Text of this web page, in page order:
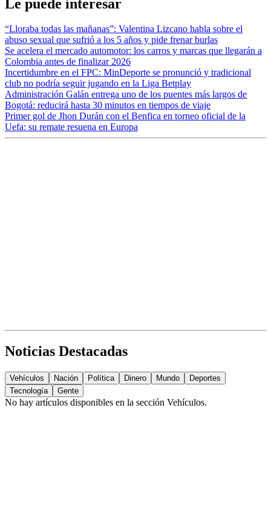
Le puede interesar
“Lloraba todas las mañanas”: Valentina Lizcano habla sobre el
abuso sexual que sufrió a los 5 años y pide frenar burlas
Se acelera el mercado automotor: los carros y marcas que llegarán a
Colombia antes de finalizar 2026
Incertidumbre en el FPC: MinDeporte se pronunció y tradicional
club no podría seguir jugando en la Liga Betplay
Administración Galán entrega uno de los puentes más largos de
Bogotá: reducirá hasta 30 minutos en tiempos de viaje
Primer gol de Jhon Durán con el Benfica en torneo oficial de la
Uefa: su remate resuena en Europa
Noticias Destacadas
Vehículos Nación Política Dinero Mundo
Deportes
Tecnología
Gente
No hay artículos disponibles en la sección Vehículos.